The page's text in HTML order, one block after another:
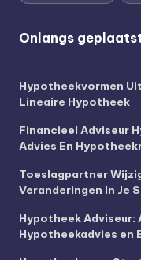
Onlangs
Hypotheekvormen
Lineaire Hypotheek
Financieel Adviseur
Advies En
Toeslagpartner
Veranderingen In Je
Hypotheek
Hypotheekadvies en